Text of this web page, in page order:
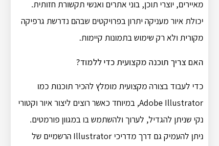
מאיירים, יוצרי תוכן, בוני אתרים ואנשי תקשורת חזותית.
יכולת איור מעניקה יתרון בפרויקטים שבהם נדרשת גרפיקה
מקורית ולא רק שימוש בתמונות קיימות.
האם צריך תוכנה מקצועית כדי ללמוד?
כדי לעבוד בצורה מקצועית מומלץ להכיר תוכנות כמו
Adobe Illustrator, במיוחד כאשר רוצים ליצור איור וקטורי
נקי שניתן להגדיל, לערוך ולהשתמש בו במגוון פורמטים.
ניתן להעמיק גם דרך מדריכי Illustrator הרשמיים של